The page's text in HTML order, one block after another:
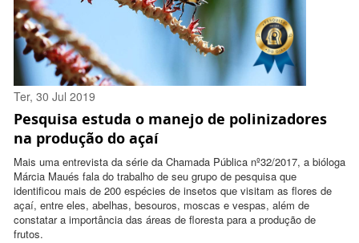
Ter, 30 Jul 2019
18:08:00 -0300
Pesquisa estuda o manejo de polinizadores
na produção do açaí
Mais uma entrevista da série da Chamada Pública nº32/2017, a bióloga
Márcia Maués fala do trabalho de seu grupo de pesquisa que
identificou mais de 200 espécies de insetos que visitam as flores de
açaí, entre eles, abelhas, besouros, moscas e vespas, além de
constatar a importância das áreas de floresta para a produção de
frutos.